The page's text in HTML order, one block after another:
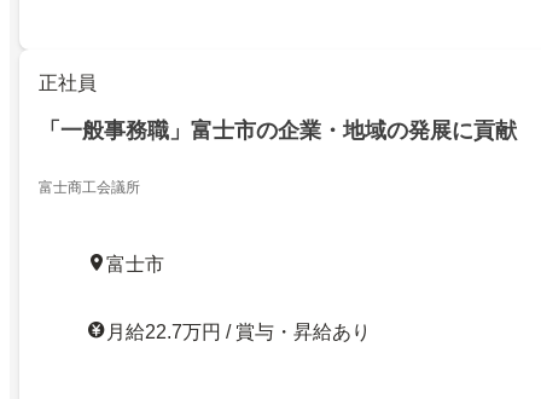
正社員
「一般事務職」富士市の企業・地域の発展に貢献
富士商工会議所
富士市
月給22.7万円 / 賞与・昇給あり